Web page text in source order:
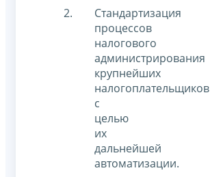
Стандартизация
процессов
налогового
администрирования
крупнейших
налогоплательщиков
с
целью
их
дальнейшей
автоматизации.